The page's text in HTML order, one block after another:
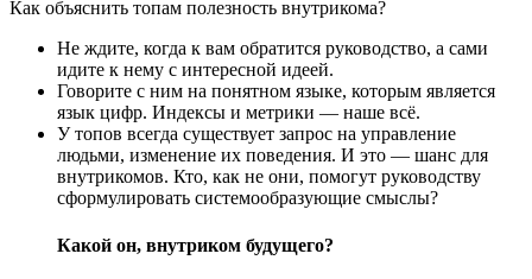
Как объяснить топам полезность внутрикома?
Не ждите, когда к вам обратится руководство, а сами
идите к нему с интересной идеей.
Говорите с ним на понятном языке, которым является
язык цифр. Индексы и метрики — наше всё.
У топов всегда существует запрос на управление
людьми, изменение их поведения. И это — шанс для
внутрикомов. Кто, как не они, помогут руководству
сформулировать системообразующие смыслы?
Какой он, внутриком будущего?